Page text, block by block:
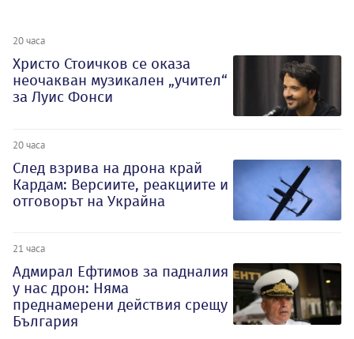
20 часа
Христо Стоичков се оказа
неочакван музикален „учител“
за Луис Фонси
20 часа
След взрива на дрона край
Кардам: Версиите, реакциите и
отговорът на Украйна
21 часа
Адмирал Ефтимов за падналия
у нас дрон: Няма
преднамерени действия срещу
България